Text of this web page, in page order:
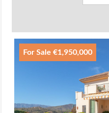
For Sale €1,950,000